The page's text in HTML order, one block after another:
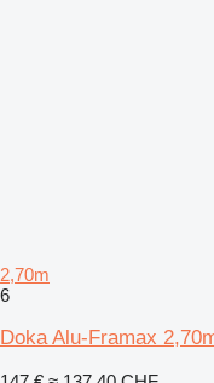
2,70m
6
Doka Alu-Framax